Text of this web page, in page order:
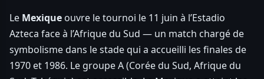
Le Mexique ouvre le tournoi le 11 juin à l’Estadio
Azteca face à l’Afrique du Sud — un match chargé de
symbolisme dans le stade qui a accueilli les finales de
1970 et 1986. Le groupe A (Corée du Sud, Afrique du